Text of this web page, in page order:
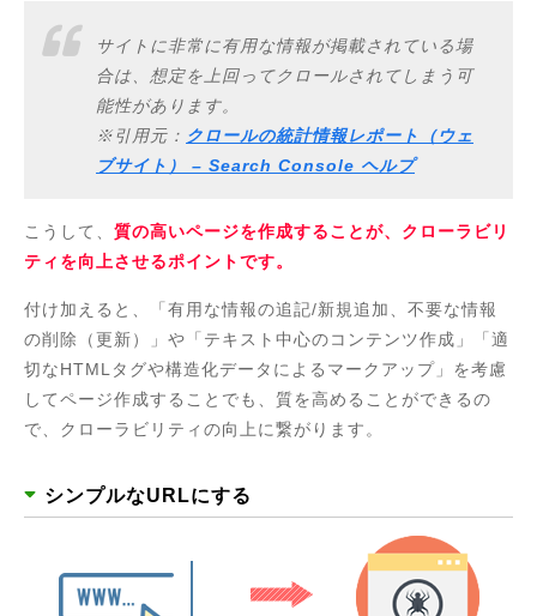
サイトに非常に有用な情報が掲載されている場
合は、想定を上回ってクロールされてしまう可
能性があります。
※引用元： クロールの統計情報レポート（ウェ
ブサイト） – Search Console ヘルプ
こうして、 質の高いページを作成することが、クローラビリ
ティを向上させるポイントです。
付け加えると、「有用な情報の追記/新規追加、不要な情報
の削除（更新）」や「テキスト中心のコンテンツ作成」「適
切なHTMLタグや構造化データによるマークアップ」を考慮
してページ作成することでも、質を高めることができるの
で、クローラビリティの向上に繋がります。
シンプルなURLにする